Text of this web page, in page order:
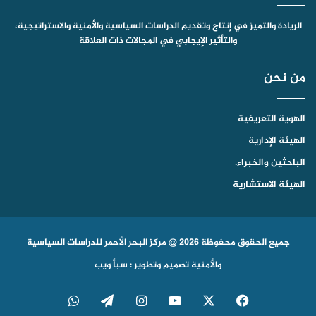
الريادة والتميز في إنتاج وتقديم الدراسات السياسية والأمنية والاستراتيجية،
والتأثير الإيجابي في المجالات ذات العلاقة
من نحن
الهوية التعريفية
الهيئة الإدارية
الباحثين والخبراء.
الهيئة الاستشارية
جميع الحقوق محفوظة 2026 @ مركز البحر الأحمر للدراسات السياسية
والأمنيةتصميم وتطوير : سبأ ويب
فيسبوك ‫YouTube انستقرام تيلقرام